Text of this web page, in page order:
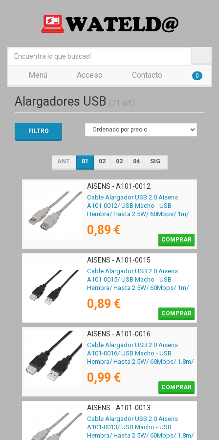
Menú Acceso Contacto 0
Alargadores USB (71 art.)
FILTRO
ANT. 01 02 03 04 SIG.
AISENS - A101-0012
Cable Alargador USB 2.0 Aisens
A101-0012/ USB Macho - USB
Hembra/ Hasta 2.5W/ 60Mbps/ 1m/
0,89 €
COMPRAR
AISENS - A101-0015
Cable Alargador USB 2.0 Aisens
A101-0015/ USB Macho - USB
Hembra/ Hasta 2.5W/ 60Mbps/ 1m/
0,89 €
COMPRAR
AISENS - A101-0016
Cable Alargador USB 2.0 Aisens
A101-0016/ USB Macho - USB
Hembra/ Hasta 2.5W/ 60Mbps/ 1.8m/
0,99 €
COMPRAR
AISENS - A101-0013
Cable Alargador USB 2.0 Aisens
A101-0013/ USB Macho - USB
Hembra/ Hasta 2.5W/ 60Mbps/ 1.8m/